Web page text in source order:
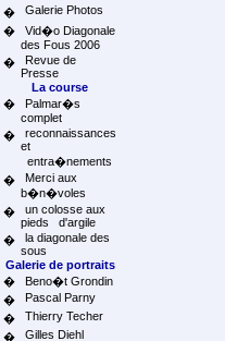
�
Galerie Photos
�
Vid�o Diagonale
des Fous 2006
�
Revue de
Presse
La course
�
Palmar�s
complet
�
reconnaissances
et
entra�nements
�
Merci aux
b�n�voles
�
un colosse aux
pieds d'argile
�
la diagonale des
sous
Galerie de portraits
�
Beno�t Grondin
�
Pascal Parny
�
Thierry Techer
�
Gilles Diehl